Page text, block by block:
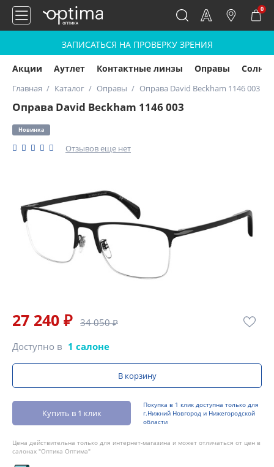
0
ЗАПИСАТЬСЯ НА ПРОВЕРКУ ЗРЕНИЯ
Акции Аутлет Контактные линзы Оправы
Главная Каталог Оправы Оправа David Beckham 1146 003
Оправа David Beckham 1146 003
Новинка
Отзывов еще нет
27 240 ₽ 34 050 ₽
Доступно в 1 салоне
В корзину
Купить в 1 клик
Покупка в 1 клик доступна только для
г.Нижний Новгород и Нижегородской
области
Цена действительна только для интернет-магазина и может отличаться от цен в
салонах "Оптика Оптима"